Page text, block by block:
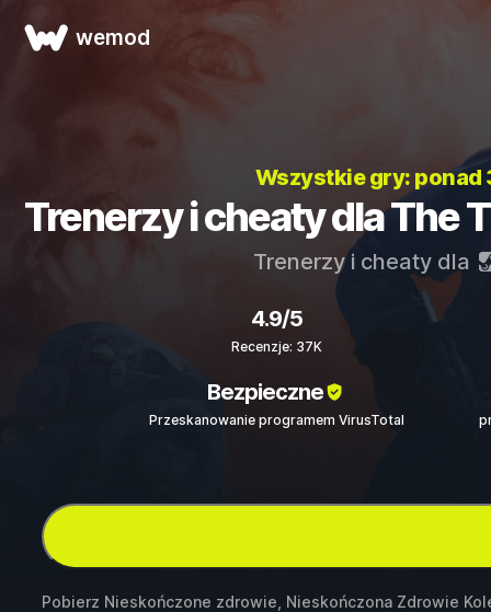
wemod
Wszystkie gry:
Trenerzy i cheaty dla The
Trenerzy i cheaty dla
4.9/5
Recenzje: 37K
Bezpieczne
Przeskanowanie programem VirusTotal
Pobierz Nieskończone zdrowie, Nieskończona Zdrowie